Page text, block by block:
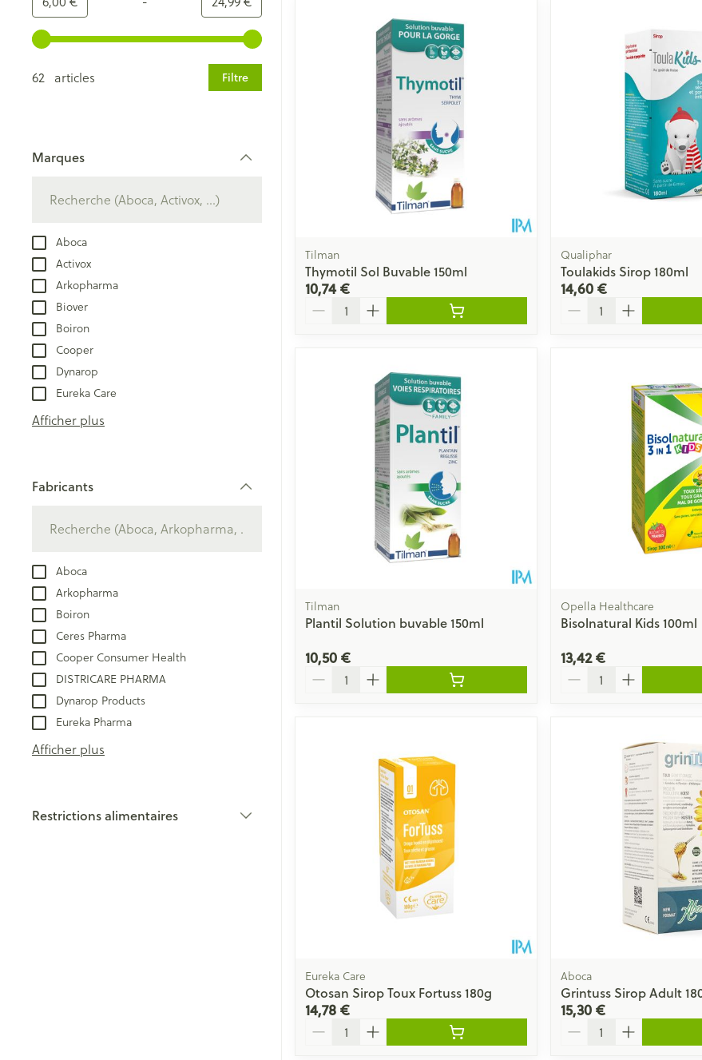
Utilisez les touches fléchées gauche et droite pour ajuster les valeurs minimales et maximales du prix.
62 articles
Filtre
Marques
Aboca
Activox
Arkopharma
Biover
Boiron
Cooper
Dynarop
Eureka Care
Afficher plus
Fabricants
Aboca
Arkopharma
Boiron
Ceres Pharma
Cooper Consumer Health
DISTRICARE PHARMA
Dynarop Products
Eureka Pharma
Afficher plus
Restrictions alimentaires
Tilman
Thymotil Sol Buvable 150ml
10,74 €
Quantité
Qualiphar
Toulakids Sirop 180ml
14,60 €
Quantité
Tilman
Plantil Solution buvable 150ml
10,50 €
Quantité
Opella Healthcare
Bisolnatural Kids 100ml
13,42 €
Quantité
Eureka Care
Otosan Sirop Toux Fortuss 180g
14,78 €
Quantité
Aboca
Grintuss Sirop Adult
15,30 €
Quantité